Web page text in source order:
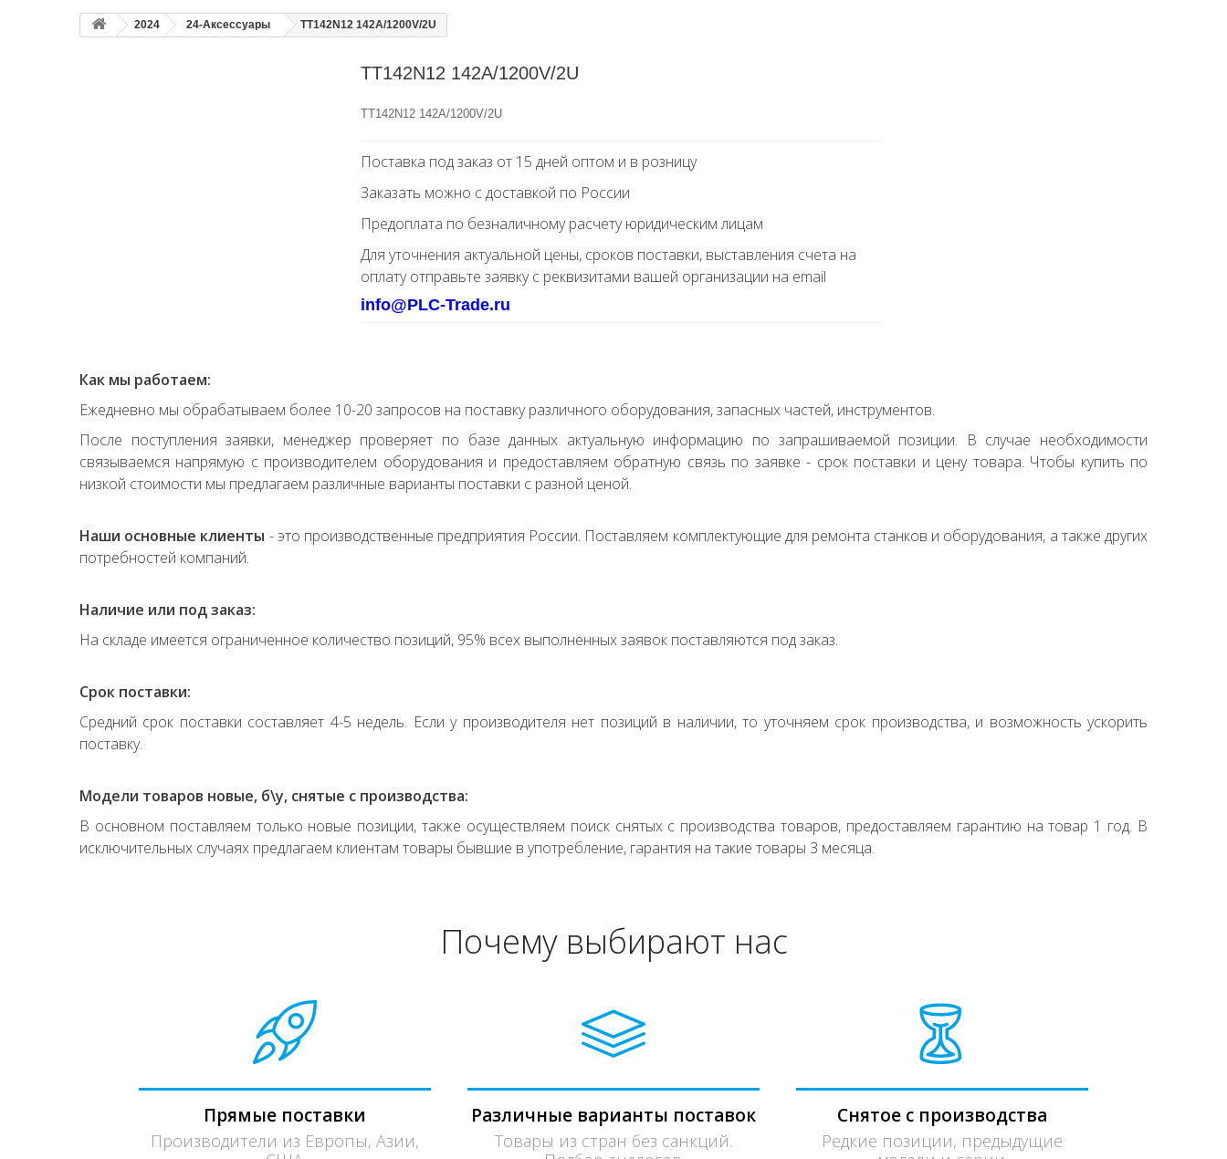
2024 24-Аксессуары TT142N12 142A/1200V/2U
TT142N12 142A/1200V/2U
TT142N12 142A/1200V/2U
Поставка под заказ от 15 дней оптом и в розницу
Заказать можно с доставкой по России
Предоплата по безналичному расчету юридическим лицам
Для уточнения актуальной цены, сроков поставки, выставления счета на
оплату отправьте заявку с реквизитами вашей организации на email
info@PLC-Trade.ru
Как мы работаем:
Ежедневно мы обрабатываем более 10-20 запросов на поставку различного оборудования, запасных частей, инструментов.
После поступления заявки, менеджер проверяет по базе данных актуальную информацию по запрашиваемой позиции. В случае необходимости
связываемся напрямую с производителем оборудования и предоставляем обратную связь по заявке - срок поставки и цену товара. Чтобы купить по
низкой стоимости мы предлагаем различные варианты поставки с разной ценой.
Наши основные клиенты - это производственные предприятия России. Поставляем комплектующие для ремонта станков и оборудования, а также других
потребностей компаний.
Наличие или под заказ:
На складе имеется ограниченное количество позиций, 95% всех выполненных заявок поставляются под заказ.
Срок поставки:
Средний срок поставки составляет 4-5 недель. Если у производителя нет позиций в наличии, то уточняем срок производства, и возможность ускорить
поставку.
Модели товаров новые, б\у, снятые с производства:
В основном поставляем только новые позиции, также осуществляем поиск снятых с производства товаров, предоставляем гарантию на товар 1 год. В
исключительных случаях предлагаем клиентам товары бывшие в употребление, гарантия на такие товары 3 месяца.
Почему выбирают нас
Прямые поставки
Производители из Европы, Азии,
Различные варианты поставок
Товары из стран без санкций.
Снятое с производства
Редкие позиции, предыдущие